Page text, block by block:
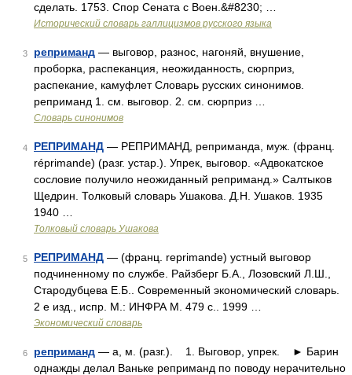
сделать. 1753. Спор Сената с Воен.&#8230; …
Исторический словарь галлицизмов русского языка
3 реприманд — выговор, разнос, нагоняй, внушение,
проборка, распеканция, неожиданность, сюрприз,
распекание, камуфлет Словарь русских синонимов.
реприманд 1. см. выговор. 2. см. сюрприз …
Словарь синонимов
4 РЕПРИМАНД — РЕПРИМАНД, реприманда, муж. (франц.
réprimande) (разг. устар.). Упрек, выговор. «Адвокатское
сословие получило неожиданный реприманд.» Салтыков
Щедрин. Толковый словарь Ушакова. Д.Н. Ушаков. 1935
1940 …
Толковый словарь Ушакова
5 РЕПРИМАНД — (франц. reprimande) устный выговор
подчиненному по службе. Райзберг Б.А., Лозовский Л.Ш.,
Стародубцева Е.Б.. Современный экономический словарь.
2 е изд., испр. М.: ИНФРА М. 479 с.. 1999 …
Экономический словарь
6 реприманд — а, м. (разг.). 1. Выговор, упрек. ► Барин
однажды делал Ваньке реприманд по поводу нерачительно